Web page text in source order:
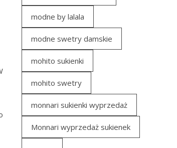
modne by lalala
modne swetry damskie
mohito sukienki
mohito swetry
monnari sukienki wyprzedaż
Monnari wyprzedaż sukienek